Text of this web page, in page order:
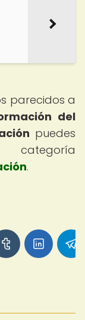
parecidos a
del
puedes
.